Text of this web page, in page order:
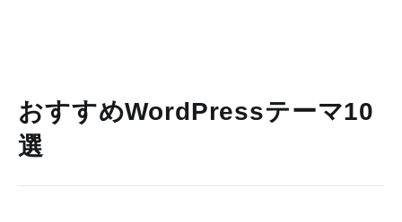
おすすめWordPressテーマ10
選